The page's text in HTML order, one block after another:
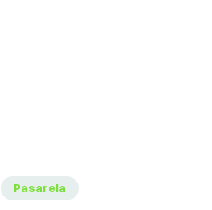
Pasarela